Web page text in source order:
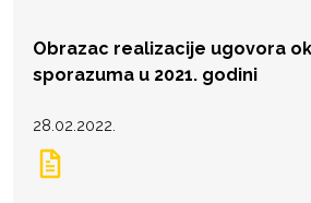
Obrazac realizacije ugovora
sporazuma u 2021. godini
28.02.2022.